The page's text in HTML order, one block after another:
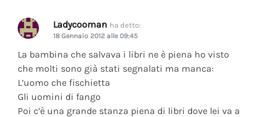
Ladycooman ha detto:
18 Gennaio 2012 alle 09:45
La bambina che salvava i libri ne è piena ho visto
che molti sono già stati segnalati ma manca:
L’uomo che fischietta
Gli uomini di fango
Poi c’è una grande stanza piena di libri dove lei va a